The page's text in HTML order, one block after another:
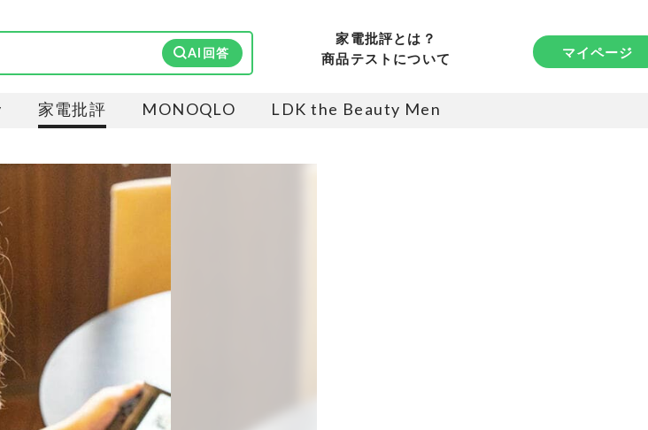
AI回答
家電批評とは？
商品テストについて
マイページ
家電批評 MONOQLO LDK the Beauty Men